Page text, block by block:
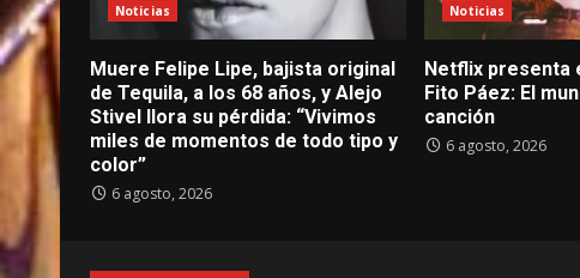
Noticias
Muere Felipe Lipe, bajista original
de Tequila, a los 68 años, y Alejo
Stivel llora su pérdida: “Vivimos
miles de momentos de todo tipo y
color”
6 agosto, 2026
Noticias
Netflix presenta
Fito Páez: El
canción
6 agosto, 2026